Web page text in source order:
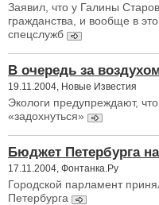
Заявил, что у Галины
гражданства, и вообще в
спецслужб
В очередь за
19.11.2004, Новые Известия
Экологи предупреждают,
«задохнуться»
Бюджет Петербурга
17.11.2004, Фонтанка.Ру
Городской парламент
Петербурга